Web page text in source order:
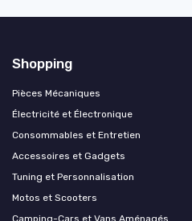
Shopping
Pièces Mécaniques
Électricité et Électronique
Consommables et Entretien
Accessoires et Gadgets
Tuning et Personnalisation
Motos et Scooters
Camping-Cars et Vans Aménagés